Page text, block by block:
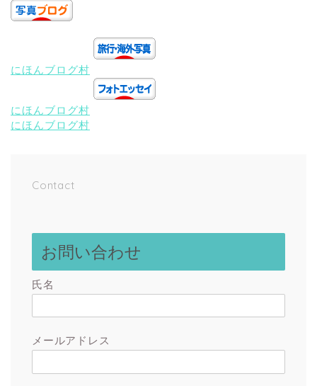
にほんブログ村
にほんブログ村
にほんブログ村
Contact
お問い合わせ
氏名
メールアドレス